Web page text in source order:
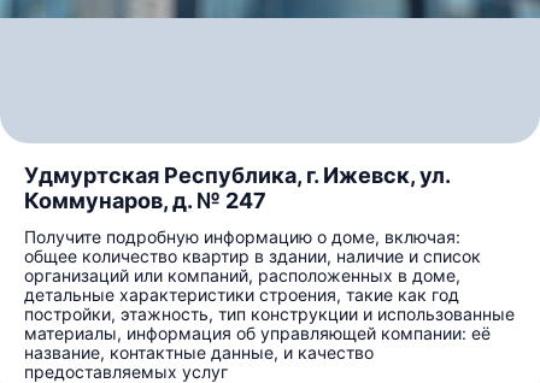
Удмуртская Республика, г. Ижевск, ул.
Коммунаров, д. № 247
Получите подробную информацию о доме, включая:
общее количество квартир в здании, наличие и список
организаций или компаний, расположенных в доме,
детальные характеристики строения, такие как год
постройки, этажность, тип конструкции и использованные
материалы, информация об управляющей компании: её
название, контактные данные, и качество
предоставляемых услуг